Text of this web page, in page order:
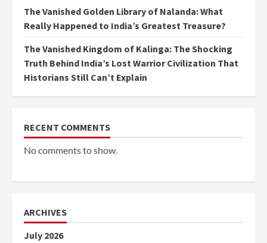
The Vanished Golden Library of Nalanda: What
Really Happened to India’s Greatest Treasure?
The Vanished Kingdom of Kalinga: The Shocking
Truth Behind India’s Lost Warrior Civilization That
Historians Still Can’t Explain
RECENT COMMENTS
No comments to show.
ARCHIVES
July 2026